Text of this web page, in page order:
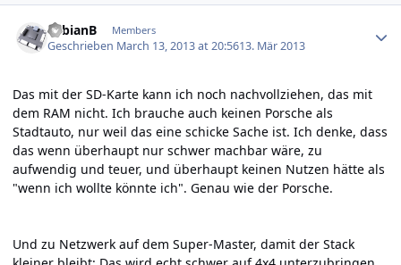
FabianB Members
Geschrieben March 13, 2013 at 20:5613. Mär 2013
Das mit der SD-Karte kann ich noch nachvollziehen, das mit
dem RAM nicht. Ich brauche auch keinen Porsche als
Stadtauto, nur weil das eine schicke Sache ist. Ich denke, dass
das wenn überhaupt nur schwer machbar wäre, zu
aufwendig und teuer, und überhaupt keinen Nutzen hätte als
"wenn ich wollte könnte ich". Genau wie der Porsche.
Und zu Netzwerk auf dem Super-Master, damit der Stack